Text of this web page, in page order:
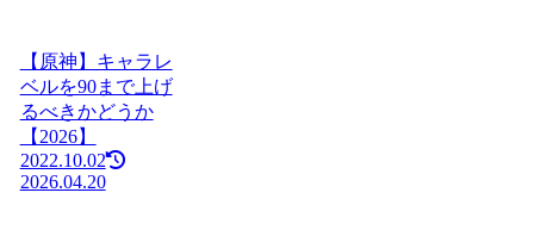
【原神】キャラレ
ベルを90まで上げ
るべきかどうか
【2026】
2022.10.02
2026.04.20